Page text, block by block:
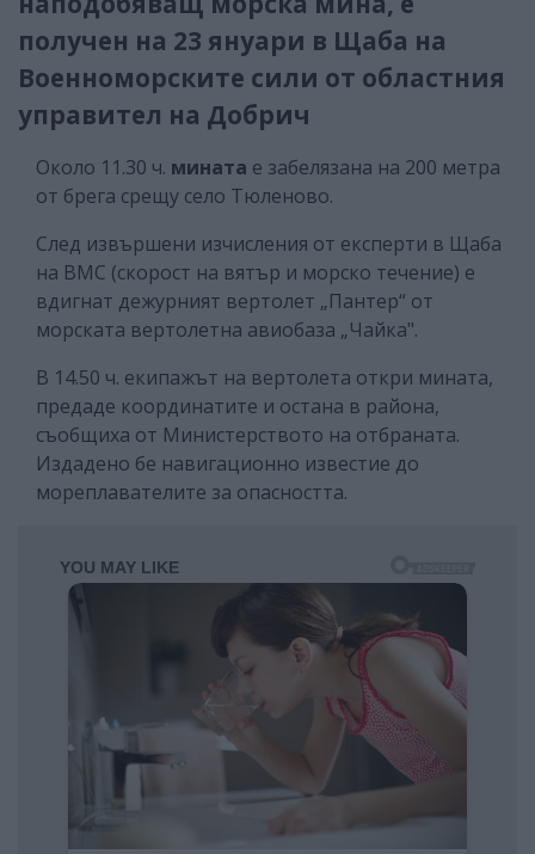
получен на 23 януари в Щаба на
Военноморските сили от областния
управител на Добрич
Около 11.30 ч. мината е забелязана на 200 метра
от брега срещу село Тюленово.
След извършени изчисления от експерти в Щаба
на ВМС (скорост на вятър и морско течение) е
вдигнат дежурният вертолет „Пантер“ от
морската вертолетна авиобаза „Чайка".
В 14.50 ч. екипажът на вертолета откри мината,
предаде координатите и остана в района,
съобщиха от Министерството на отбраната.
Издадено бе навигационно известие до
мореплавателите за опасността.